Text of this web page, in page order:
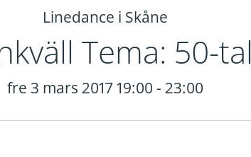
Linedance i Skåne
Tema: 50-tal
fre 3 mars 2017 19:00 - 23:00